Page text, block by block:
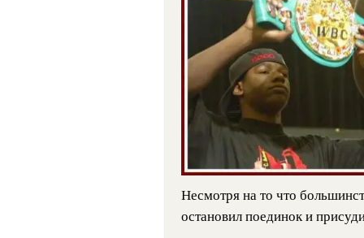
Несмотря на то что
остановил поединок и